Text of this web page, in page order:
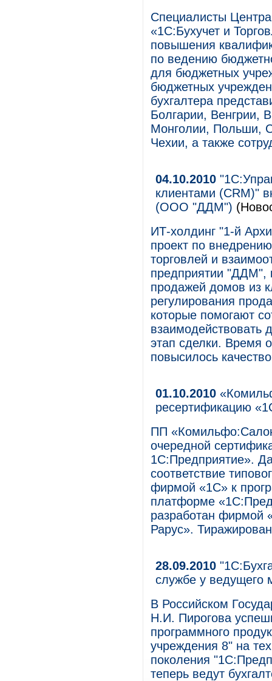
Специалисты
«1С:Бухучет и
повышения
по ведению
для бюджетных
бюджетных
бухгалтера
Болгарии, Венгрии,
Монголии, Польши,
Чехии, а также
04.10.2010
клиентами (CRM)"
(ООО "ДДМ")
ИТ-холдинг "1-й
проект по
торговлей и
предприятии "ДДМ",
продажей домов из
регулирования
которые помогают
взаимодействовать
этап сделки. Время
повысилось
01.10.2010
ресертификацию
ПП
очередной
1С:Предприятие».
соответствие
фирмой «1С» к
платформе
разработан фирмой
Рарус».
28.09.2010
службе у ведущего
В Российском
Н.И. Пирогова
программного
учреждения 8" на
поколения
теперь ведут